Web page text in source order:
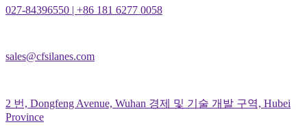
027-84396550 | +86 181 6277 0058
sales@cfsilanes.com
2 번, Dongfeng Avenue, Wuhan 경제 및 기술 개발 구역, Hubei
Province